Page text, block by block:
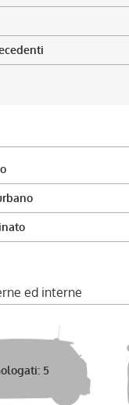
ed interne
5